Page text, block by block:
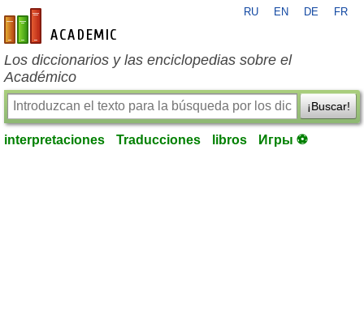
es-academic.com
RU EN DE FR
Los diccionarios y las enciclopedias sobre el
Académico
¡Buscar!
interpretaciones Traducciones libros Игры ⚽